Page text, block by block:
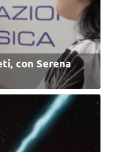
con Serena